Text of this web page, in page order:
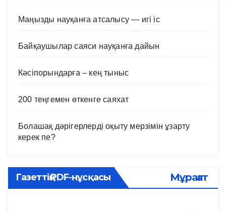
Маңызды науқанға атсалысу — игі іс
Байқаушылар саяси науқанға дайын
Кәсіпорындарға – кең тыныс
200 теңгемен өткенге саяхат
Болашақ дәрігерлерді оқыту мерзімін ұзарту
керек пе?
Газеттің PDF-нұсқасы Мұрағат